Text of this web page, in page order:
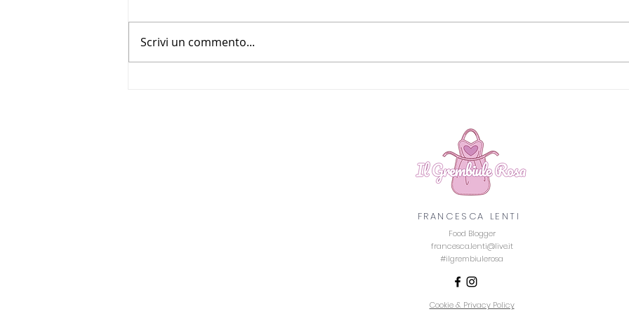
Scrivi un commento...
FRANCESCA LENTI
Food Blogger
francesca.lenti@live.it
#ilgrembiulerosa
Cookie & Privacy Policy